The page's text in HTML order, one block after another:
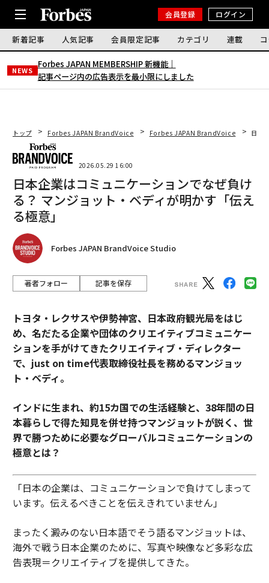
会員登録 ログイン
新着記事 人気記事 会員限定記事 カテゴリ 連載
NEWS
Forbes JAPAN MEMBERSHIP 新機能｜
記事ページ内の広告表示を最小限にしました
トップ Forbes JAPAN BrandVoice Forbes JAPAN BrandVoice 日本
2026.05.29 16:00
日本企業はコミュニケーションでなぜ負け
る？ マンジョット・ベディが明かす「伝え
る極意」
Forbes JAPAN BrandVoice Studio
著者フォロー 記事を保存
トヨタ・レクサスや伊勢神宮、日本政府観光局をはじ
め、名だたる企業や団体のクリエイティブコミュニケー
ションを手がけてきたクリエイティブ・ディレクター
で、just on time代表取締役社長を務めるマンジョッ
ト・ベディ。
インドに生まれ、約15カ国での生活経験と、38年間の日
本暮らしで得た知見を併せ持つマンジョットが説く、世
界で勝つために必要なグローバルコミュニケーションの
極意とは？
「日本の企業は、コミュニケーションで負けてしまって
います。伝えるべきことを伝えきれていません」
まったく澱みのない日本語でそう語るマンジョットは、
海外で戦う日本企業のために、写真や映像など多彩な広
告表現＝クリエイティブを提供してきた。